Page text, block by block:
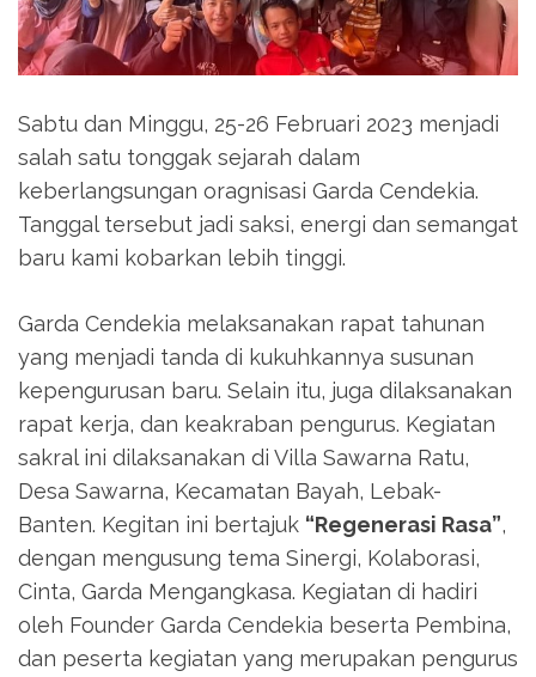
Sabtu dan Minggu, 25-26 Februari 2023 menjadi
salah satu tonggak sejarah dalam
keberlangsungan oragnisasi Garda Cendekia.
Tanggal tersebut jadi saksi, energi dan semangat
baru kami kobarkan lebih tinggi.
Garda Cendekia melaksanakan rapat tahunan
yang menjadi tanda di kukuhkannya susunan
kepengurusan baru. Selain itu, juga dilaksanakan
rapat kerja, dan keakraban pengurus. Kegiatan
sakral ini dilaksanakan di Villa Sawarna Ratu,
Desa Sawarna, Kecamatan Bayah, Lebak-
Banten. Kegitan ini bertajuk “Regenerasi Rasa”,
dengan mengusung tema Sinergi, Kolaborasi,
Cinta, Garda Mengangkasa. Kegiatan di hadiri
oleh Founder Garda Cendekia beserta Pembina,
dan peserta kegiatan yang merupakan pengurus